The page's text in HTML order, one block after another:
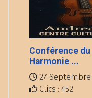
Conférence
Harmonie ...
27 Septembre
Clics : 452